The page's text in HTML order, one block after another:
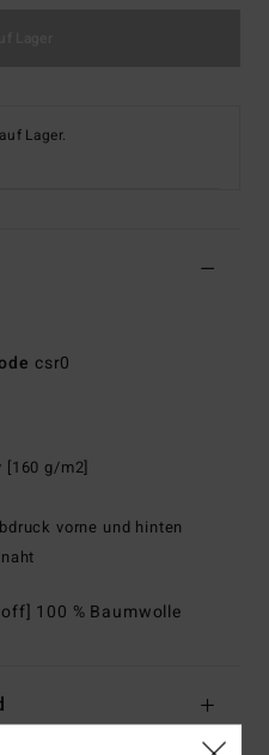
Lager.
csr0
g/m2]
vorne und hinten
100 % Baumwolle